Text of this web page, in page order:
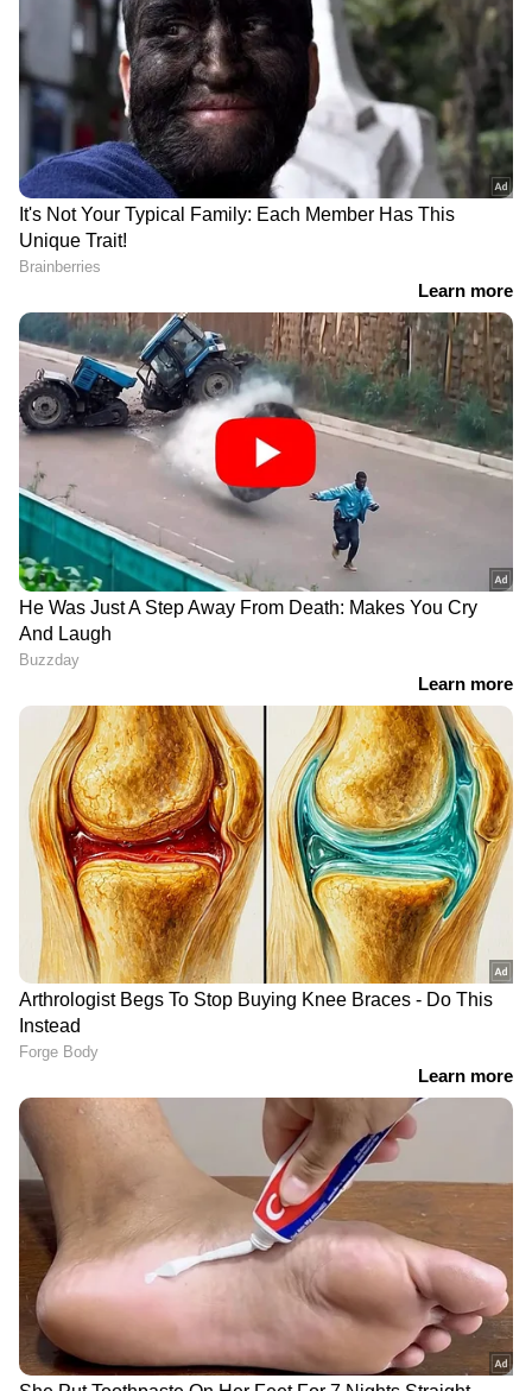
കേരളത്തിലെ എല്ലാLocal Newsഅറിയാൻ
എപ്പോഴും ഏഷ്യാനെറ്റ് ന്യൂസ് വാർത്തകൾ.
Malayalam News
ആഴത്തിലുള്ള വിശകലനവും സമഗ്രമായ
റിപ്പോർട്ടിംഗും — എല്ലാം ഒരൊറ്റ സ്ഥലത്ത്.
ഏത് സമയത്തും, എവിടെയും
വിശ്വസനീയമായ വാർത്തകൾ ലഭിക്കാൻ
Asianet News Malayalam
ABOUT THE AUTHOR
WD Web Desk
ഇടുക്കി
Follow Us